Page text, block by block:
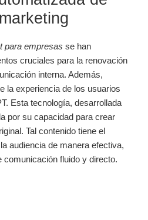
para empresas se han
cruciales para la renovación
interna. Además,
la experiencia de los usuarios
Esta tecnología, desarrollada
por su capacidad para crear
Tal contenido tiene el
audiencia de manera efectiva,
comunicación fluido y directo.